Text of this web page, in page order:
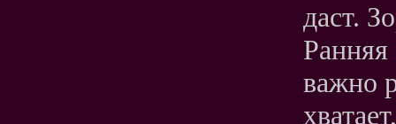
даст.
важно